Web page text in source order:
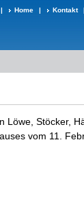
| Home | Kontakt |
Löwe, Stöcker,
vom 11.